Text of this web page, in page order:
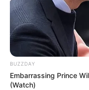
BUZZDAY
Embarrassing Prince
(Watch)